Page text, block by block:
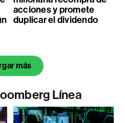
acciones y promete
duplicar el dividendo
más
Línea